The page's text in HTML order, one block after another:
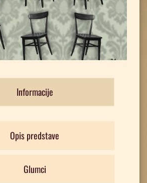
Informacije
Opis predstave
Glumci